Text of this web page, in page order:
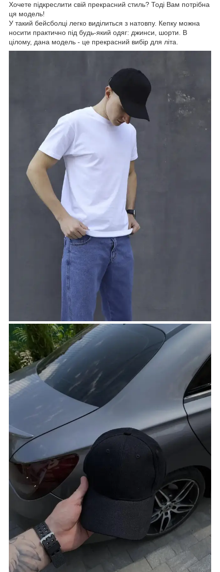
Хочете підкреслити свій прекрасний стиль? Тоді Вам потрібна
ця модель!
У такий бейсболці легко виділиться з натовпу. Кепку можна
носити практично під будь-який одяг: джинси, шорти. В
цілому, дана модель - це прекрасний вибір для літа.